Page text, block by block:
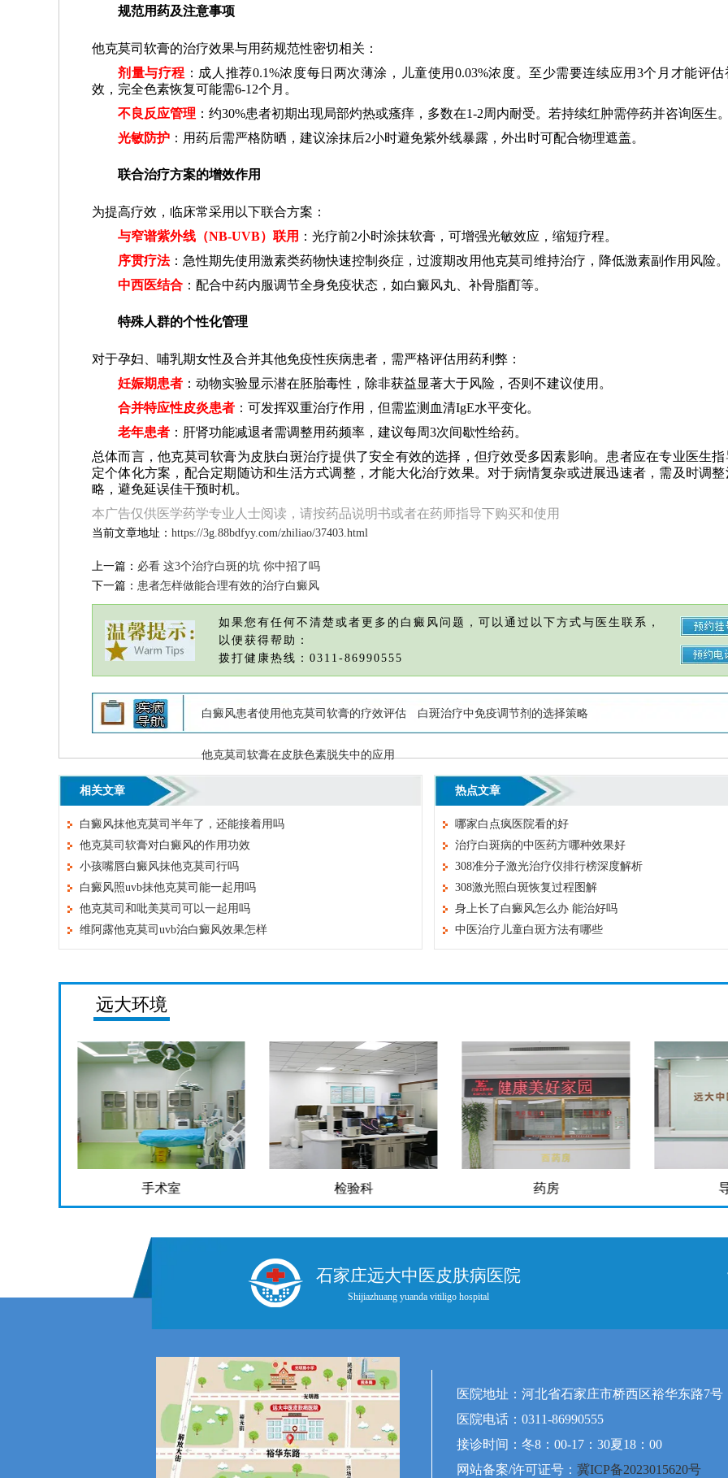
规范用药及注意事项
他克莫司软膏的治疗效果与用药规范性密切相关：
剂量与疗程 ：成人推荐0.1%浓度每日两次薄涂，儿童使用0.03%浓度。至少需要连续应用3个月才能评估
效，完全色素恢复可能需6-12个月。
不良反应管理 ：约30%患者初期出现局部灼热或瘙痒，多数在1-2周内耐受。若持续红肿需停药并咨询医生。
光敏防护 ：用药后需严格防晒，建议涂抹后2小时避免紫外线暴露，外出时可配合物理遮盖。
联合治疗方案的增效作用
为提高疗效，临床常采用以下联合方案：
与窄谱紫外线（NB-UVB）联用 ：光疗前2小时涂抹软膏，可增强光敏效应，缩短疗程。
序贯疗法：急性期先使用激素类药物快速控制炎症，过渡期改用他克莫司维持治疗，降低激素副作用风险。
中西医结合 ：配合中药内服调节全身免疫状态，如白癜风丸、补骨脂酊等。
特殊人群的个性化管理
对于孕妇、哺乳期女性及合并其他免疫性疾病患者，需严格评估用药利弊：
妊娠期患者 ：动物实验显示潜在胚胎毒性，除非获益显著大于风险，否则不建议使用。
合并特应性皮炎患者 ：可发挥双重治疗作用，但需监测血清IgE水平变化。
老年患者 ：肝肾功能减退者需调整用药频率，建议每周3次间歇性给药。
总体而言，他克莫司软膏为皮肤白斑治疗提供了安全有效的选择，但疗效受多因素影响。患者应在专业医生指
定个体化方案，配合定期随访和生活方式调整，才能大化治疗效果。对于病情复杂或进展迅速者，需及时调整
略，避免延误佳干预时机。
本广告仅供医学药学专业人士阅读，请按药品说明书或者在药师指导下购买和使用
当前文章地址： https://3g.88bdfyy.com/zhiliao/37403.html
上一篇： 必看 这3个治疗白斑的坑 你中招了吗
下一篇： 患者怎样做能合理有效的治疗白癜风
如果您有任何不清楚或者更多的白癜风问题，可以通过以下方式与医生联系，
以便获得帮助：
拨打健康热线：0311-86990555
白癜风患者使用他克莫司软膏的疗效评估 白斑治疗中免疫调节剂的选择策略
他克莫司软膏在皮肤色素脱失中的应用
相关文章
白癜风抹他克莫司半年了，还能接着用吗
他克莫司软膏对白癜风的作用功效
小孩嘴唇白癜风抹他克莫司行吗
白癜风照uvb抹他克莫司能一起用吗
他克莫司和吡美莫司可以一起用吗
维阿露他克莫司uvb治白癜风效果怎样
热点文章
哪家白点疯医院看的好
治疗白斑病的中医药方哪种效果好
308准分子激光治疗仪排行榜深度解析
308激光照白斑恢复过程图解
身上长了白癜风怎么办 能治好吗
中医治疗儿童白斑方法有哪些
远大环境
手术室 检验科 药房
石家庄远大中医皮肤病医院
Shijiazhuang yuanda vitiligo hospital
医院地址：河北省石家庄市桥西区裕华东路7号
医院电话：0311-86990555
接诊时间：冬8：00-17：30夏18：00
网站备案/许可证号： 冀ICP备2023015620号